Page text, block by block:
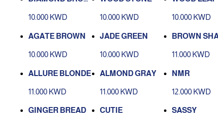
10.000 KWD 10.000 KWD 10.000 KWD
AGATE BROWN
10.000 KWD
JADE GREEN
10.000 KWD
BROWN
11.000 KWD
ALLURE BLONDE
11.000 KWD
ALMOND GRAY
11.000 KWD
NMR
12.000 KWD
GINGER BREAD CUTIE SASSY